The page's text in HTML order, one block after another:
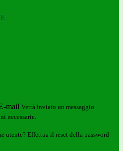
mail Verrà inviato un messaggio
necessarie.
utente? Effettua il reset della password